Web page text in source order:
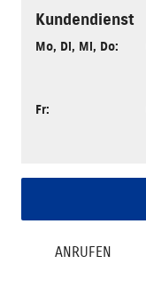
Kundendienst
Mo, Di, Mi, Do:
Fr:
ANRUFEN